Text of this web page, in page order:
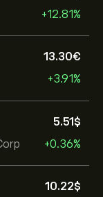
+12.81%
13.30‎€‎
+3.91%
5.51‎$‎
+0.36%
10.22‎$‎